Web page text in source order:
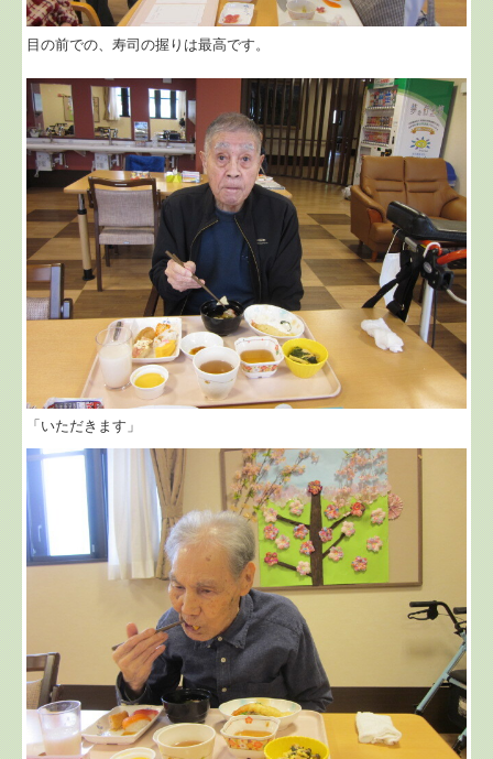
目の前での、寿司の握りは最高です。
「いただきます」